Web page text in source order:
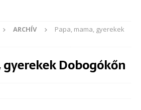
ARCHÍV
Papa, mama, gyerekek
gyerekek Dobogókőn